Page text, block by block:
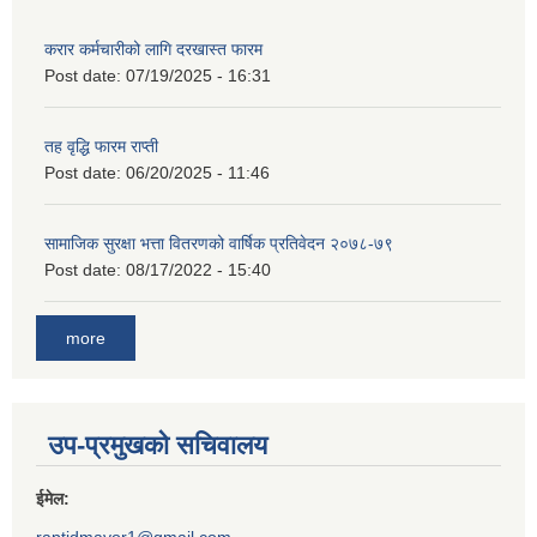
करार कर्मचारीको लागि दरखास्त फारम
Post date: 07/19/2025 - 16:31
तह वृद्धि फारम राप्ती
Post date: 06/20/2025 - 11:46
सामाजिक सुरक्षा भत्ता वितरणको वार्षिक प्रतिवेदन २०७८-७९
Post date: 08/17/2022 - 15:40
more
उप-प्रमुखको सचिवालय
ईमेल: